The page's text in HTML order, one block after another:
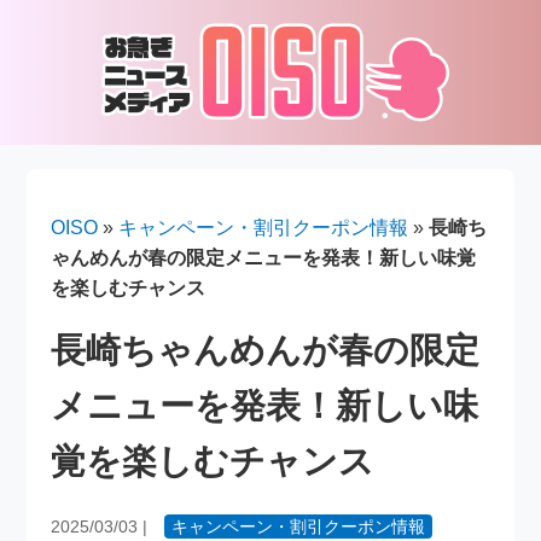
OISO » キャンペーン・割引クーポン情報 »長崎ち
ゃんめんが春の限定メニューを発表！新しい味覚
を楽しむチャンス
長崎ちゃんめんが春の限定
メニューを発表！新しい味
覚を楽しむチャンス
2025/03/03 | キャンペーン・割引クーポン情報